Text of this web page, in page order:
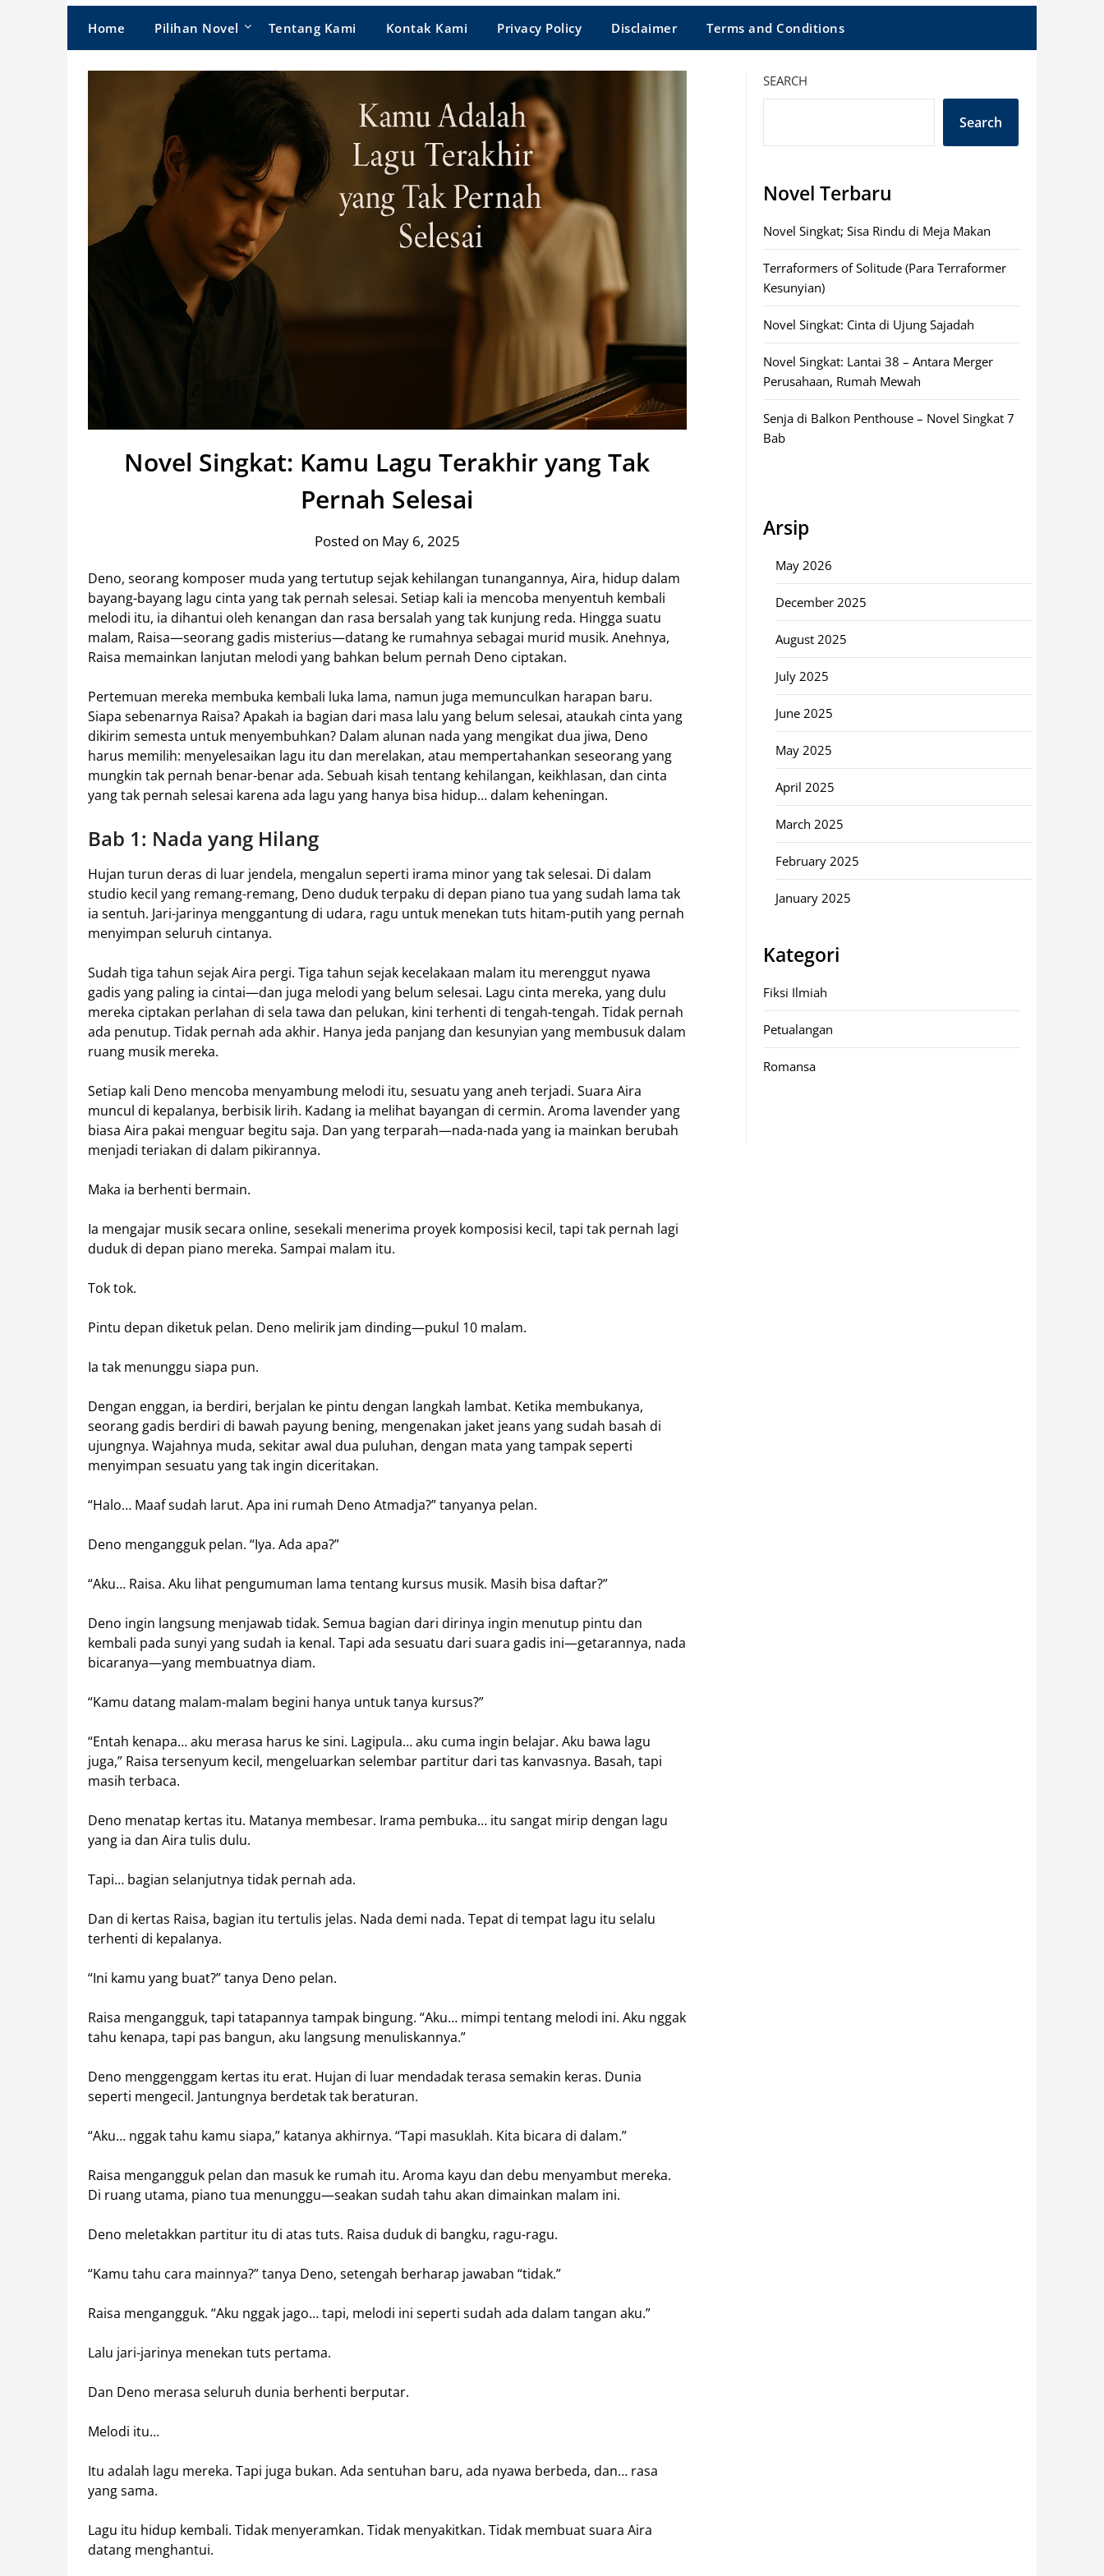
Home Pilihan Novel Tentang Kami Kontak Kami Privacy Policy Disclaimer Terms and Conditions
Novel Singkat: Kamu Lagu Terakhir yang Tak
Pernah Selesai
Posted on May 6, 2025
Deno, seorang komposer muda yang tertutup sejak kehilangan tunangannya, Aira, hidup dalam
bayang-bayang lagu cinta yang tak pernah selesai. Setiap kali ia mencoba menyentuh kembali
melodi itu, ia dihantui oleh kenangan dan rasa bersalah yang tak kunjung reda. Hingga suatu
malam, Raisa—seorang gadis misterius—datang ke rumahnya sebagai murid musik. Anehnya,
Raisa memainkan lanjutan melodi yang bahkan belum pernah Deno ciptakan.
Pertemuan mereka membuka kembali luka lama, namun juga memunculkan harapan baru.
Siapa sebenarnya Raisa? Apakah ia bagian dari masa lalu yang belum selesai, ataukah cinta yang
dikirim semesta untuk menyembuhkan? Dalam alunan nada yang mengikat dua jiwa, Deno
harus memilih: menyelesaikan lagu itu dan merelakan, atau mempertahankan seseorang yang
mungkin tak pernah benar-benar ada. Sebuah kisah tentang kehilangan, keikhlasan, dan cinta
yang tak pernah selesai karena ada lagu yang hanya bisa hidup… dalam keheningan.
Bab 1: Nada yang Hilang
Hujan turun deras di luar jendela, mengalun seperti irama minor yang tak selesai. Di dalam
studio kecil yang remang-remang, Deno duduk terpaku di depan piano tua yang sudah lama tak
ia sentuh. Jari-jarinya menggantung di udara, ragu untuk menekan tuts hitam-putih yang pernah
menyimpan seluruh cintanya.
Sudah tiga tahun sejak Aira pergi. Tiga tahun sejak kecelakaan malam itu merenggut nyawa
gadis yang paling ia cintai—dan juga melodi yang belum selesai. Lagu cinta mereka, yang dulu
mereka ciptakan perlahan di sela tawa dan pelukan, kini terhenti di tengah-tengah. Tidak pernah
ada penutup. Tidak pernah ada akhir. Hanya jeda panjang dan kesunyian yang membusuk dalam
ruang musik mereka.
Setiap kali Deno mencoba menyambung melodi itu, sesuatu yang aneh terjadi. Suara Aira
muncul di kepalanya, berbisik lirih. Kadang ia melihat bayangan di cermin. Aroma lavender yang
biasa Aira pakai menguar begitu saja. Dan yang terparah—nada-nada yang ia mainkan berubah
menjadi teriakan di dalam pikirannya.
Maka ia berhenti bermain.
Ia mengajar musik secara online, sesekali menerima proyek komposisi kecil, tapi tak pernah lagi
duduk di depan piano mereka. Sampai malam itu.
Tok tok.
Pintu depan diketuk pelan. Deno melirik jam dinding—pukul 10 malam.
Ia tak menunggu siapa pun.
Dengan enggan, ia berdiri, berjalan ke pintu dengan langkah lambat. Ketika membukanya,
seorang gadis berdiri di bawah payung bening, mengenakan jaket jeans yang sudah basah di
ujungnya. Wajahnya muda, sekitar awal dua puluhan, dengan mata yang tampak seperti
menyimpan sesuatu yang tak ingin diceritakan.
“Halo… Maaf sudah larut. Apa ini rumah Deno Atmadja?” tanyanya pelan.
Deno mengangguk pelan. “Iya. Ada apa?”
“Aku… Raisa. Aku lihat pengumuman lama tentang kursus musik. Masih bisa daftar?”
Deno ingin langsung menjawab tidak. Semua bagian dari dirinya ingin menutup pintu dan
kembali pada sunyi yang sudah ia kenal. Tapi ada sesuatu dari suara gadis ini—getarannya, nada
bicaranya—yang membuatnya diam.
“Kamu datang malam-malam begini hanya untuk tanya kursus?”
“Entah kenapa… aku merasa harus ke sini. Lagipula… aku cuma ingin belajar. Aku bawa lagu
juga,” Raisa tersenyum kecil, mengeluarkan selembar partitur dari tas kanvasnya. Basah, tapi
masih terbaca.
Deno menatap kertas itu. Matanya membesar. Irama pembuka… itu sangat mirip dengan lagu
yang ia dan Aira tulis dulu.
Tapi… bagian selanjutnya tidak pernah ada.
Dan di kertas Raisa, bagian itu tertulis jelas. Nada demi nada. Tepat di tempat lagu itu selalu
terhenti di kepalanya.
“Ini kamu yang buat?” tanya Deno pelan.
Raisa mengangguk, tapi tatapannya tampak bingung. “Aku… mimpi tentang melodi ini. Aku nggak
tahu kenapa, tapi pas bangun, aku langsung menuliskannya.”
Deno menggenggam kertas itu erat. Hujan di luar mendadak terasa semakin keras. Dunia
seperti mengecil. Jantungnya berdetak tak beraturan.
“Aku… nggak tahu kamu siapa,” katanya akhirnya. “Tapi masuklah. Kita bicara di dalam.”
Raisa mengangguk pelan dan masuk ke rumah itu. Aroma kayu dan debu menyambut mereka.
Di ruang utama, piano tua menunggu—seakan sudah tahu akan dimainkan malam ini.
Deno meletakkan partitur itu di atas tuts. Raisa duduk di bangku, ragu-ragu.
“Kamu tahu cara mainnya?” tanya Deno, setengah berharap jawaban “tidak.”
Raisa mengangguk. “Aku nggak jago… tapi, melodi ini seperti sudah ada dalam tangan aku.”
Lalu jari-jarinya menekan tuts pertama.
Dan Deno merasa seluruh dunia berhenti berputar.
Melodi itu…
Itu adalah lagu mereka. Tapi juga bukan. Ada sentuhan baru, ada nyawa berbeda, dan… rasa
yang sama.
Lagu itu hidup kembali. Tidak menyeramkan. Tidak menyakitkan. Tidak membuat suara Aira
datang menghantui.
SEARCH
Search
Novel Terbaru
Novel Singkat; Sisa Rindu di Meja Makan
Terraformers of Solitude (Para Terraformer
Kesunyian)
Novel Singkat: Cinta di Ujung Sajadah
Novel Singkat: Lantai 38 – Antara Merger
Perusahaan, Rumah Mewah
Senja di Balkon Penthouse – Novel Singkat 7
Bab
Arsip
May 2026
December 2025
August 2025
July 2025
June 2025
May 2025
April 2025
March 2025
February 2025
January 2025
Kategori
Fiksi Ilmiah
Petualangan
Romansa